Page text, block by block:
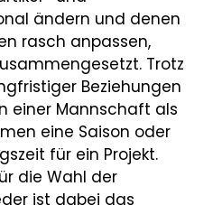
ändern und denen
rasch anpassen,
Trotz
Beziehungen
einer Mannschaft als
eine Saison oder
für ein Projekt.
die Wahl der
ist dabei das